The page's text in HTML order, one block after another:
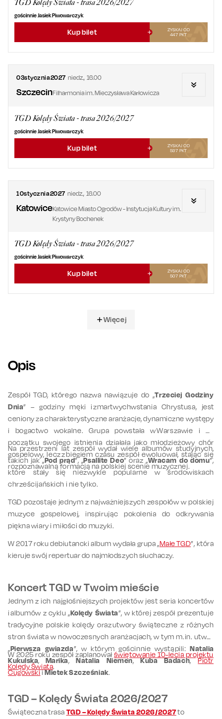
TGD Kolędy Świata - trasa 2026/2027
gościnnie Jasiek Piwowarczyk
Kup bilet
ZYSKAJ OD
447 PKT
03stycznia2027 niedz., 16.00
SzczecinFilharmonia im. Mieczysława Karłowicza
TGD Kolędy Świata - trasa 2026/2027
gościnnie Jasiek Piwowarczyk
Kup bilet
ZYSKAJ OD
597 PKT
10stycznia2027 niedz., 16.00
KatowiceKatowice Miasto Ogrodów - Instytucja Kultury im.
Krystyny Bochenek
TGD Kolędy Świata - trasa 2026/2027
gościnnie Jasiek Piwowarczyk
Kup bilet
ZYSKAJ OD
507 PKT
Więcej
Opis
Zespół TGD, którego nazwa nawiązuje do „Trzeciej Godziny
Dnia” – godziny męki i zmartwychwstania Chrystusa, jest
ceniony za charakterystyczne aranżacje, dynamiczne występy
i bogactwo wokalne. Grupa powstała w Warszawie i na
początku swojego istnienia działała jako młodzieżowy chór
gospelowy, lecz z biegiem czasu zespół ewoluował, stając się
rozpoznawalną formacją na polskiej scenie muzycznej.
Na przestrzeni lat zespół wydał wiele albumów studyjnych,
takich jak „Pod prąd”, „Psallite Deo” oraz „Wracam do domu”,
które stały się niezwykle popularne w środowiskach
chrześcijańskich i nie tylko.
TGD pozostaje jednym z najważniejszych zespołów w polskiej
muzyce gospelowej, inspirując pokolenia do odkrywania
piękna wiary i miłości do muzyki.
W 2017 roku debiutancki album wydała grupa „Małe TGD”, która
kieruje swój repertuar do najmłodszych słuchaczy.
Koncert TGD w Twoim mieście
Jednym z ich najgłośniejszych projektów jest seria koncertów
i albumów z cyklu „Kolędy Świata”, w której zespół prezentuje
tradycyjne polskie kolędy oraz utwory świąteczne z różnych
stron świata w nowoczesnych aranżacjach, w tym m.in. utwór
„Pierwsza gwiazda”, w którym gościnnie wystąpili: Natalia
Kukulska, Marika,Natalia Niemen,Kuba Badach,Piotr
CugowskiiMietek Szcześniak.
W 2025 roku zespół zaplanował świętowanie 10-lecia projektu
Kolędy Świata.
TGD – Kolędy Świata 2026/2027
Świąteczna trasa TGD – Kolędy Świata 2026/2027to